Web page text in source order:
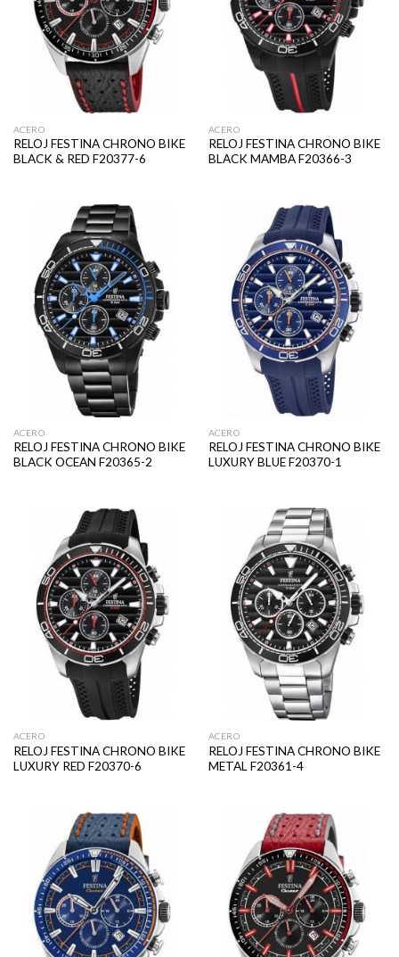
ACERO
RELOJ FESTINA CHRONO BIKE
BLACK & RED F20377-6
ACERO
RELOJ FESTINA CHRONO BIKE
BLACK MAMBA F20366-3
ACERO
RELOJ FESTINA CHRONO BIKE
BLACK OCEAN F20365-2
ACERO
RELOJ FESTINA CHRONO BIKE
LUXURY BLUE F20370-1
ACERO
RELOJ FESTINA CHRONO BIKE
LUXURY RED F20370-6
ACERO
RELOJ FESTINA CHRONO BIKE
METAL F20361-4